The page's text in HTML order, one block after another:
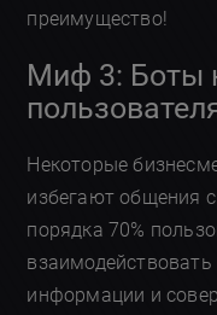
преимущество!
Миф 3: Боты
Некоторые
избегают общения
порядка 70%
информации и